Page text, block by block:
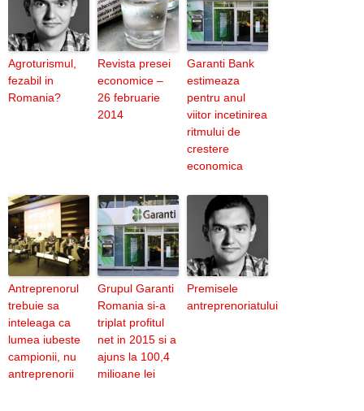
Agroturismul,
fezabil in
Romania?
Revista presei
economice –
26 februarie
2014
Garanti Bank
estimeaza
pentru anul
viitor incetinirea
ritmului de
crestere
economica
Antreprenorul
trebuie sa
inteleaga ca
lumea iubeste
campionii, nu
antreprenorii
Grupul Garanti
Romania si-a
triplat profitul
net in 2015 si a
ajuns la 100,4
milioane lei
Premisele
antreprenoriatului